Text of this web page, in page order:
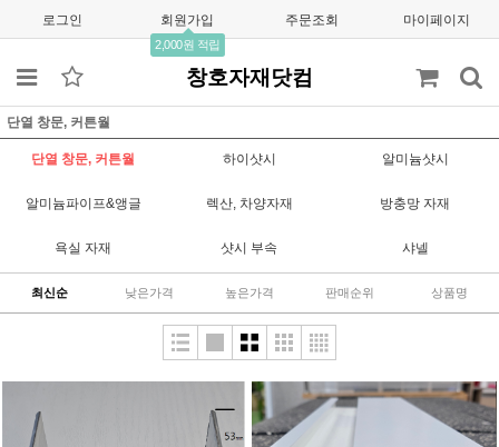
로그인 회원가입
2,000원 적립
주문조회 마이페이지
창호자재닷컴
단열 창문, 커튼월
단열 창문, 커튼월 하이샷시 알미늄샷시
알미늄파이프&앵글 렉산, 차양자재 방충망 자재
욕실 자재 샷시 부속 샤넬
최신순 낮은가격 높은가격 판매순위 상품명